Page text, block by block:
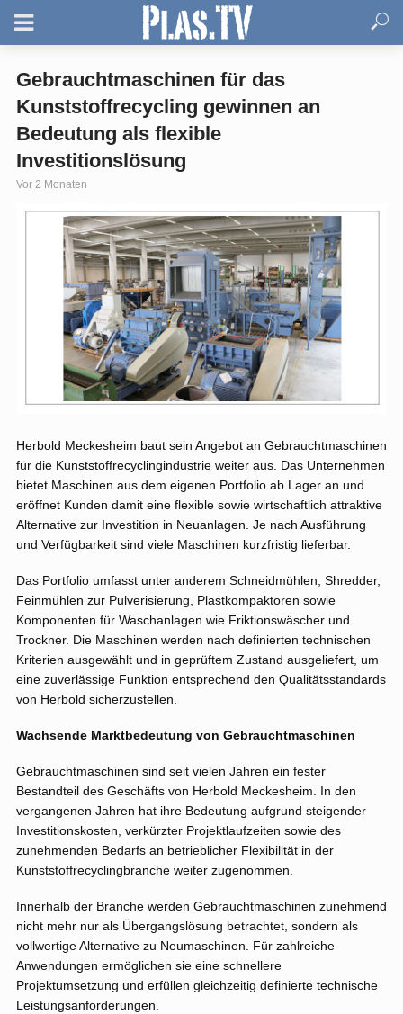
Gebrauchtmaschinen für das
Kunststoffrecycling gewinnen an
Bedeutung als flexible
Investitionslösung
Vor 2 Monaten
Herbold Meckesheim baut sein Angebot an Gebrauchtmaschinen
für die Kunststoffrecyclingindustrie weiter aus. Das Unternehmen
bietet Maschinen aus dem eigenen Portfolio ab Lager an und
eröffnet Kunden damit eine flexible sowie wirtschaftlich attraktive
Alternative zur Investition in Neuanlagen. Je nach Ausführung
und Verfügbarkeit sind viele Maschinen kurzfristig lieferbar.
Das Portfolio umfasst unter anderem Schneidmühlen, Shredder,
Feinmühlen zur Pulverisierung, Plastkompaktoren sowie
Komponenten für Waschanlagen wie Friktionswäscher und
Trockner. Die Maschinen werden nach definierten technischen
Kriterien ausgewählt und in geprüftem Zustand ausgeliefert, um
eine zuverlässige Funktion entsprechend den Qualitätsstandards
von Herbold sicherzustellen.
Wachsende Marktbedeutung von Gebrauchtmaschinen
Gebrauchtmaschinen sind seit vielen Jahren ein fester
Bestandteil des Geschäfts von Herbold Meckesheim. In den
vergangenen Jahren hat ihre Bedeutung aufgrund steigender
Investitionskosten, verkürzter Projektlaufzeiten sowie des
zunehmenden Bedarfs an betrieblicher Flexibilität in der
Kunststoffrecyclingbranche weiter zugenommen.
Innerhalb der Branche werden Gebrauchtmaschinen zunehmend
nicht mehr nur als Übergangslösung betrachtet, sondern als
vollwertige Alternative zu Neumaschinen. Für zahlreiche
Anwendungen ermöglichen sie eine schnellere
Projektumsetzung und erfüllen gleichzeitig definierte technische
Leistungsanforderungen.